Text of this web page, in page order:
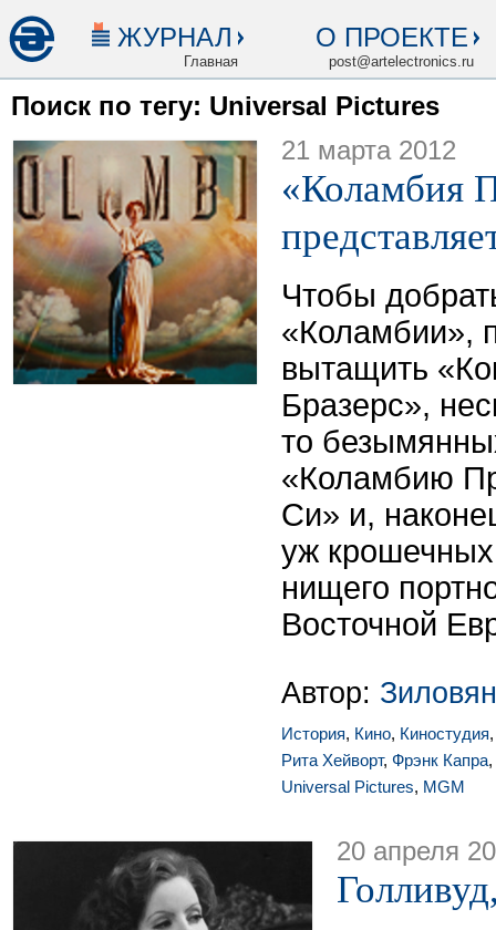
ЖУРНАЛ
Главная
О ПРОЕКТЕ
post@artelectronics.ru
Поиск по тегу: Universal Pictures
21 марта 2012
«Коламбия
Чтобы
«Коламбии»,
вытащить
Бразерс»,
то
«Коламбию
Си» и,
уж
нищего
Восточной
Автор:
История, Кино, Киностудия
Рита Хейворт, Фрэнк Капра,
Universal Pictures, MGM
20 апреля